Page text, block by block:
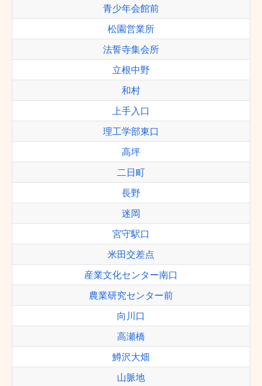
青少年会館前
松園営業所
法誓寺集会所
立根中野
和村
上手入口
理工学部東口
高坪
二日町
長野
迷岡
宮守駅口
米田交差点
産業文化センター南口
農業研究センター前
向川口
高瀬橋
鱒沢大畑
山脈地